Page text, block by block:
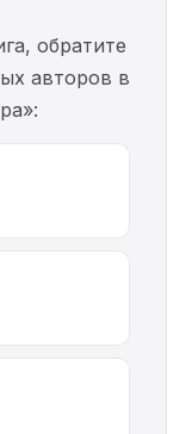
обратите
авторов в